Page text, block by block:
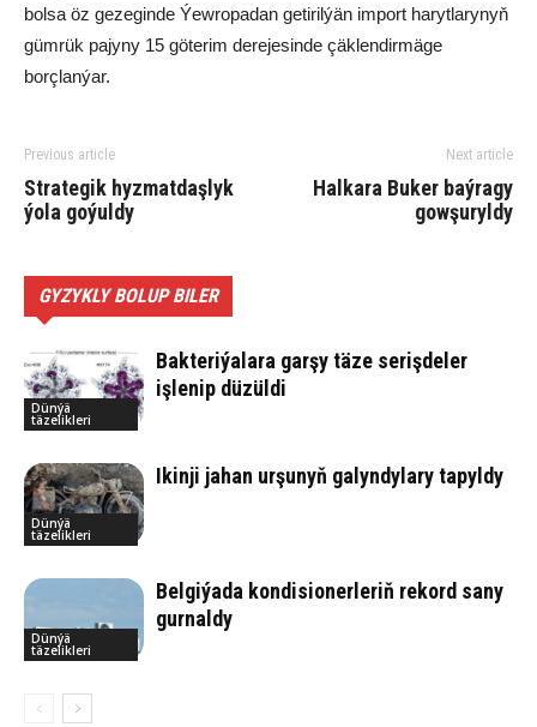
bolsa öz gezeginde Ýewropadan getirilýän import harytlarynyň
gümrük pajyny 15 göterim derejesinde çäklendirmäge
borçlanýar.
Previous article
Strategik hyzmatdaşlyk
ýola goýuldy
Next article
Halkara Buker baýragy
gowşuryldy
GYZYKLY BOLUP BILER
Dünýä
täzelikleri
Bakteriýalara garşy täze serişdeler
işlenip düzüldi
Dünýä
täzelikleri
Ikinji jahan urşunyň galyndylary tapyldy
Dünýä
täzelikleri
Belgiýada kondisionerleriň rekord sany
gurnaldy